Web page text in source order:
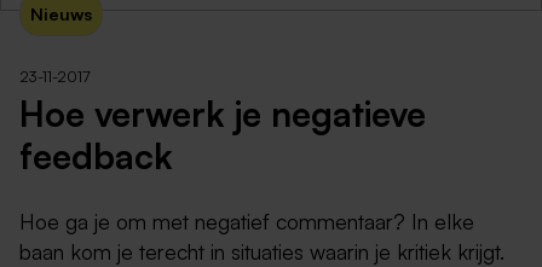
Nieuws
23-11-2017
Hoe verwerk je negatieve
feedback
Hoe ga je om met negatief commentaar? In elke
baan kom je terecht in situaties waarin je kritiek krijgt.